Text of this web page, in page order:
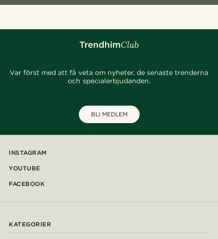
Var först med att få veta om nyheter, de senaste trenderna
och specialerbjudanden.
BLI MEDLEM
INSTAGRAM
YOUTUBE
FACEBOOK
KATEGORIER